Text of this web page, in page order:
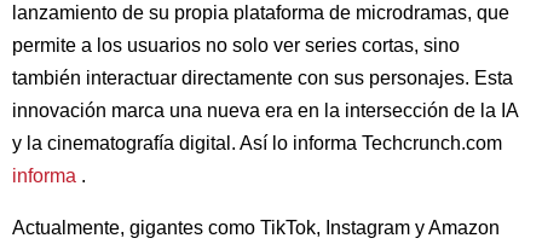
lanzamiento de su propia plataforma de microdramas, que
permite a los usuarios no solo ver series cortas, sino
también interactuar directamente con sus personajes. Esta
innovación marca una nueva era en la intersección de la IA
y la cinematografía digital. Así lo informa Techcrunch.com
informa .
Actualmente, gigantes como TikTok, Instagram y Amazon